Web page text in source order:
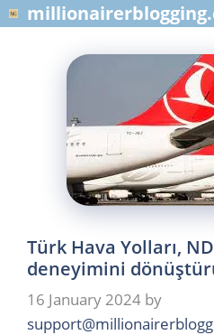
Skip
to
Türk Hava Yolları,
deneyimini
16 January 2024 by